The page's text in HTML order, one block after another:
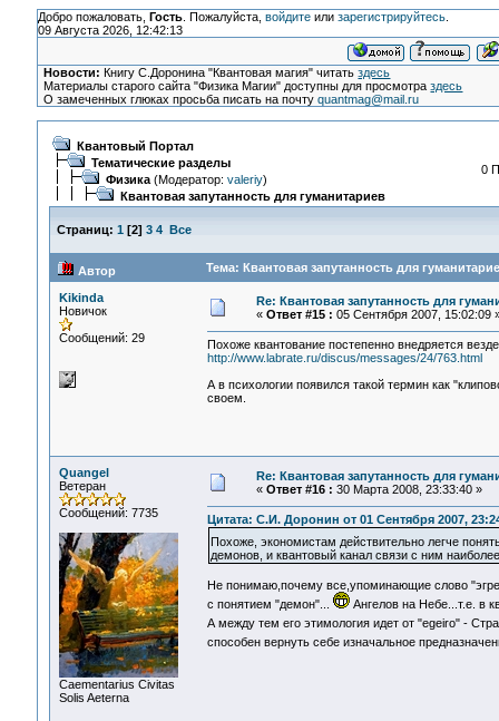
Добро пожаловать, Гость. Пожалуйста, войдитеили зарегистрируйтесь.
09 Августа 2026, 12:42:13
Новости: Книгу С.Доронина "Квантовая магия" читатьздесь
Материалы старого сайта "Физика Магии" доступны для просмотраздесь
О замеченных глюках просьба писать на почтуquantmag@mail.ru
Квантовый Портал
Тематические разделы
Физика(Модератор: valeriy)
Квантовая запутанность для гуманитариев
0
Страниц: 1 [2] 3 4 Все
Автор Тема: Квантовая запутанность для
Kikinda
Новичок
Сообщений: 29
Re: Квантовая запутанность для
« Ответ #15 : 05 Сентября 2007, 15:02:09
Похоже квантование постепенно внедряется
http://www.labrate.ru/discus/messages/24/763.html
А в психологии появился такой термин как
своем.
Quangel
Ветеран
Сообщений: 7735
Сaementarius Civitas
Solis Aeterna
Re: Квантовая запутанность для
« Ответ #16 : 30 Марта 2008, 23:33:40 »
Цитата: С.И. Доронин от 01 Сентября 2007,
Похоже, экономистам действительно легче
демонов, и квантовый канал связи с ним
Не понимаю,почему все,упоминающие слово
с понятием "демон"...
Ангелов на Небе...т.е. в
А между тем его этимология идет от "egeiro" -
способен вернуть себе изначальное